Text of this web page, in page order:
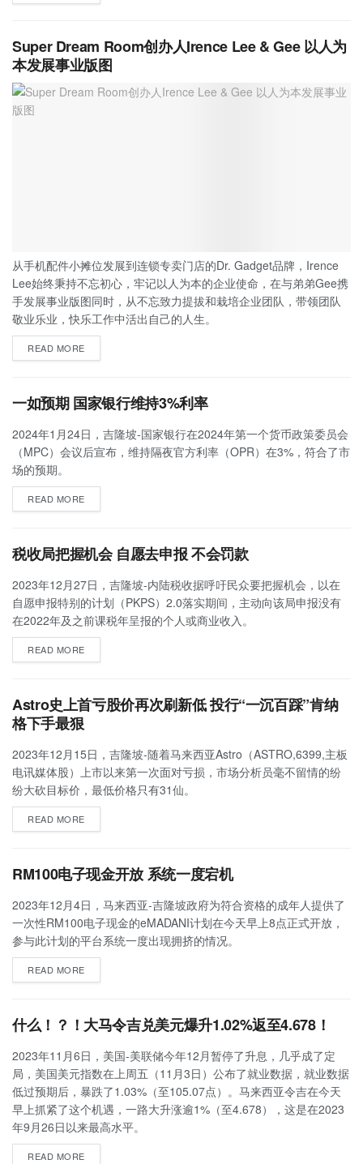
Super Dream Room创办人Irence Lee & Gee 以人为
本发展事业版图
从手机配件小摊位发展到连锁专卖门店的Dr. Gadget品牌，Irence
Lee始终秉持不忘初心，牢记以人为本的企业使命，在与弟弟Gee携
手发展事业版图同时，从不忘致力提拔和栽培企业团队，带领团队
敬业乐业，快乐工作中活出自己的人生。
READ MORE
一如预期 国家银行维持3%利率
2024年1月24日，吉隆坡-国家银行在2024年第一个货币政策委员会
（MPC）会议后宣布，维持隔夜官方利率（OPR）在3%，符合了市
场的预期。
READ MORE
税收局把握机会 自愿去申报 不会罚款
2023年12月27日，吉隆坡-内陆税收据呼吁民众要把握机会，以在
自愿申报特别的计划（PKPS）2.0落实期间，主动向该局申报没有
在2022年及之前课税年呈报的个人或商业收入。
READ MORE
Astro史上首亏股价再次刷新低 投行“一沉百踩”肯纳
格下手最狠
2023年12月15日，吉隆坡-随着马来西亚Astro（ASTRO,6399,主板
电讯媒体股）上市以来第一次面对亏损，市场分析员毫不留情的纷
纷大砍目标价，最低价格只有31仙。
READ MORE
RM100电子现金开放 系统一度宕机
2023年12月4日，马来西亚-吉隆坡政府为符合资格的成年人提供了
一次性RM100电子现金的eMADANI计划在今天早上8点正式开放，
参与此计划的平台系统一度出现拥挤的情况。
READ MORE
什么！？！大马令吉兑美元爆升1.02%返至4.678！
2023年11月6日，美国-美联储今年12月暂停了升息，几乎成了定
局，美国美元指数在上周五（11月3日）公布了就业数据，就业数据
低过预期后，暴跌了1.03%（至105.07点）。马来西亚令吉在今天
早上抓紧了这个机遇，一路大升涨逾1%（至4.678），这是在2023
年9月26日以来最高水平。
READ MORE